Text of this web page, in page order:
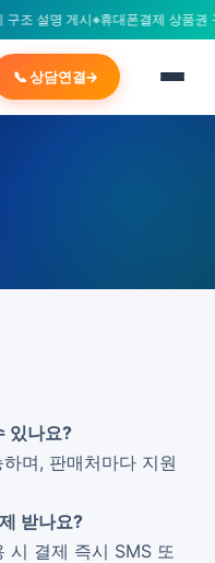
구조 설명 게시 휴대폰결제 상품권
📞 상담연결
있나요?
며, 판매처마다 지원
받나요?
시 결제 즉시 SMS 또